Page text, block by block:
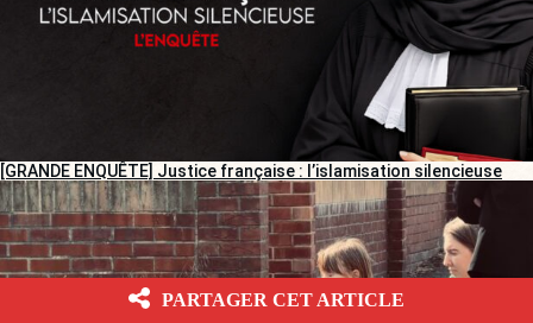
[GRANDE ENQUÊTE] Justice française : l’islamisation silencieuse
PARTAGER CET ARTICLE